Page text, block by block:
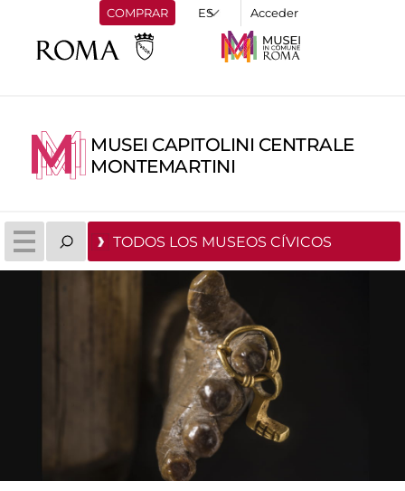
COMPRAR Acceder
MUSEI CAPITOLINI CENTRALE
MONTEMARTINI
TODOS LOS MUSEOS CÍVICOS